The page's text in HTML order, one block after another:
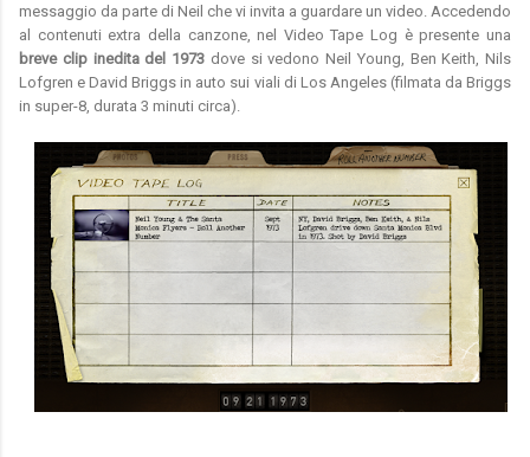
messaggio da parte di Neil che vi invita a guardare un video. Accedendo
al contenuti extra della canzone, nel Video Tape Log è presente una
breve clip inedita del 1973 dove si vedono Neil Young, Ben Keith, Nils
Lofgren e David Briggs in auto sui viali di Los Angeles (filmata da Briggs
in super-8, durata 3 minuti circa).